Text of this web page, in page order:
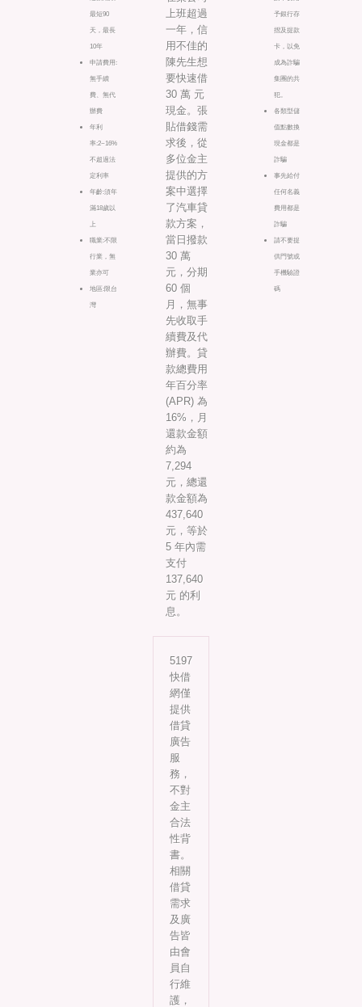
最短90
天，最長
10年
申請費用:
無手續
費、無代
辦費
年利
率:2~16%
不超過法
定利率
年齡:須年
滿18歲以
上
職業:不限
行業，無
業亦可
地區:限台
灣
上班超過
一年，信
用不佳的
陳先生想
要快速借
30 萬 元
現金。張
貼借錢需
求後，從
多位金主
提供的方
案中選擇
了汽車貸
款方案，
當日撥款
30 萬
元，分期
60 個
月，無事
先收取手
續費及代
辦費。貸
款總費用
年百分率
(APR) 為
16%，月
還款金額
約為
7,294
元，總還
款金額為
437,640
元，等於
5 年內需
支付
137,640
元 的利
息。
予銀行存
摺及提款
卡，以免
成為詐騙
集團的共
犯。
各類型儲
值點數換
現金都是
詐騙
事先給付
任何名義
費用都是
詐騙
請不要提
供門號或
手機驗證
碼
5197
快借
網僅
提供
借貸
廣告
服
務，
不對
金主
合法
性背
書。
相關
借貸
需求
及廣
告皆
由會
員自
行維
護，